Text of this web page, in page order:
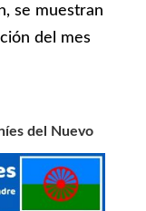
se muestran
del mes
del Nuevo